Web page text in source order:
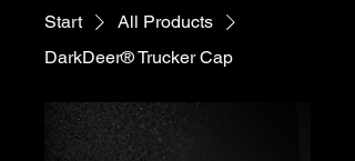
Start
All Products
DarkDeer® Trucker Cap